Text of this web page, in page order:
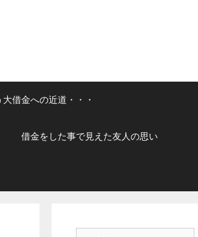
借金への近道・・・
借金をした事で見えた友人の思い